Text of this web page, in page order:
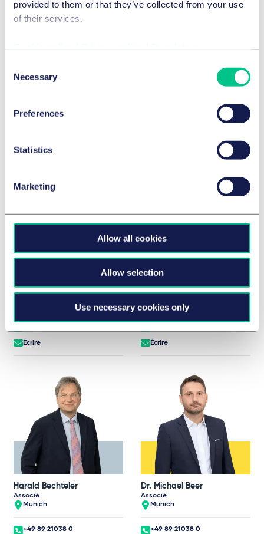
provided to them or that they’ve collected from your use
of their services.
Selection
Necessary
Preferences
Statistics
Marketing
Allow all cookies
Allow selection
Use necessary cookies only
Associé
Écrire
Associé
Écrire
Harald Bechteler
Associé
Munich
+49 89 21038 0
Dr. Michael Beer
Associé
Munich
+49 89 21038 0